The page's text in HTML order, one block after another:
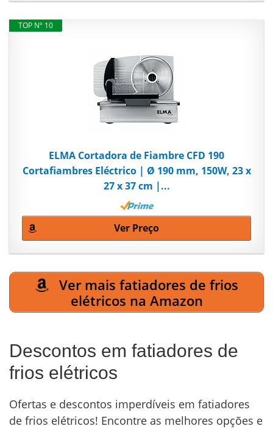
TOP Nº 10
ELMA Cortadora de Fiambre CFD 190
Cortafiambres Eléctrico | Ø 190 mm, 150W, 23 x
27 x 37 cm |...
Ver Preço
Ver mais fatiadores de frios
elétricos na Amazon
Descontos em fatiadores de
frios elétricos
Ofertas e descontos imperdíveis em fatiadores
de frios elétricos! Encontre as melhores opções e